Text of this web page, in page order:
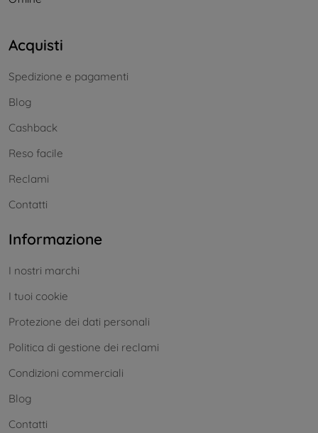
Acquisti
Spedizione e pagamenti
Blog
Cashback
Reso facile
Reclami
Contatti
Informazione
I nostri marchi
I tuoi cookie
Protezione dei dati personali
Politica di gestione dei reclami
Condizioni commerciali
Blog
Contatti